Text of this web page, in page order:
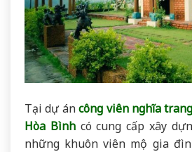
Tại dự áncông viên nghĩa
Hòa Bình có cung cấp xây
những khuôn viên mộ gia